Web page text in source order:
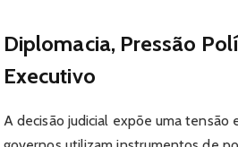
Diplomacia, Pressão
Executivo
A decisão judicial expõe uma tensão